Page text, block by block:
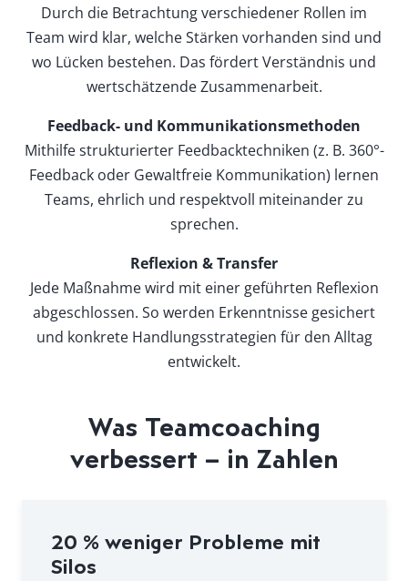
Durch die Betrachtung verschiedener Rollen im
Team wird klar, welche Stärken vorhanden sind und
wo Lücken bestehen. Das fördert Verständnis und
wertschätzende Zusammenarbeit.
Feedback- und Kommunikationsmethoden
Mithilfe strukturierter Feedbacktechniken (z. B. 360°-
Feedback oder Gewaltfreie Kommunikation) lernen
Teams, ehrlich und respektvoll miteinander zu
sprechen.
Reflexion & Transfer
Jede Maßnahme wird mit einer geführten Reflexion
abgeschlossen. So werden Erkenntnisse gesichert
und konkrete Handlungsstrategien für den Alltag
entwickelt.
Was Teamcoaching
verbessert – in Zahlen
20 % weniger Probleme mit
Silos